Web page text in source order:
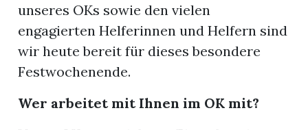
unseres OKs sowie den vielen
engagierten Helferinnen und Helfern sind
wir heute bereit für dieses besondere
Festwochenende.
Wer arbeitet mit Ihnen im OK mit?